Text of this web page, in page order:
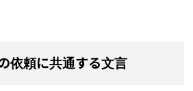
依頼に共通する文言